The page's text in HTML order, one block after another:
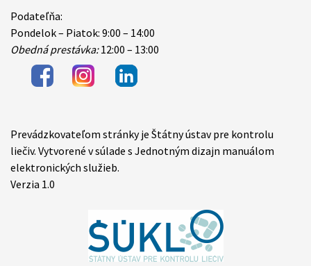
Podateľňa:
Pondelok – Piatok: 9:00 – 14:00
Obedná prestávka:12:00 – 13:00
Items
Prevádzkovateľom stránky je Štátny ústav pre kontrolu
liečiv. Vytvorené v súlade s Jednotným dizajn manuálom
elektronických služieb.
Verzia 1.0